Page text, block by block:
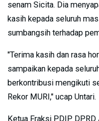
senam Sicita. Dia
kasih kepada seluruh
sumbangsih terhadap
"Terima kasih dan rasa
sampaikan kepada
berkontribusi mengikuti
Rekor MURI," ucap Untari.
Ketua Fraksi PDIP